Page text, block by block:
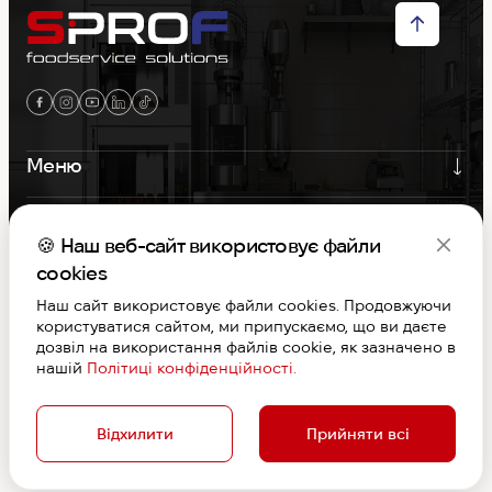
Меню
Контакти
Графік роботи
S-PROF © Copyright 2026. Вcі права захищені
Договір публічної оферти
Дизайн та розробка
🍪 Наш веб-сайт використовує файли
cookies
Наш сайт використовує файли cookies. Продовжуючи
користуватися сайтом, ми припускаємо, що ви даєте
дозвіл на використання файлів cookie, як зазначено в
нашій Політиці конфіденційності.
Відхилити Прийняти всі